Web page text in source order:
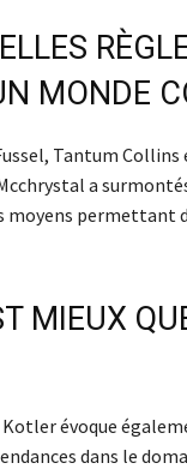
MONDE
Tantum
a
permettant
MIEUX
évoque
dans le